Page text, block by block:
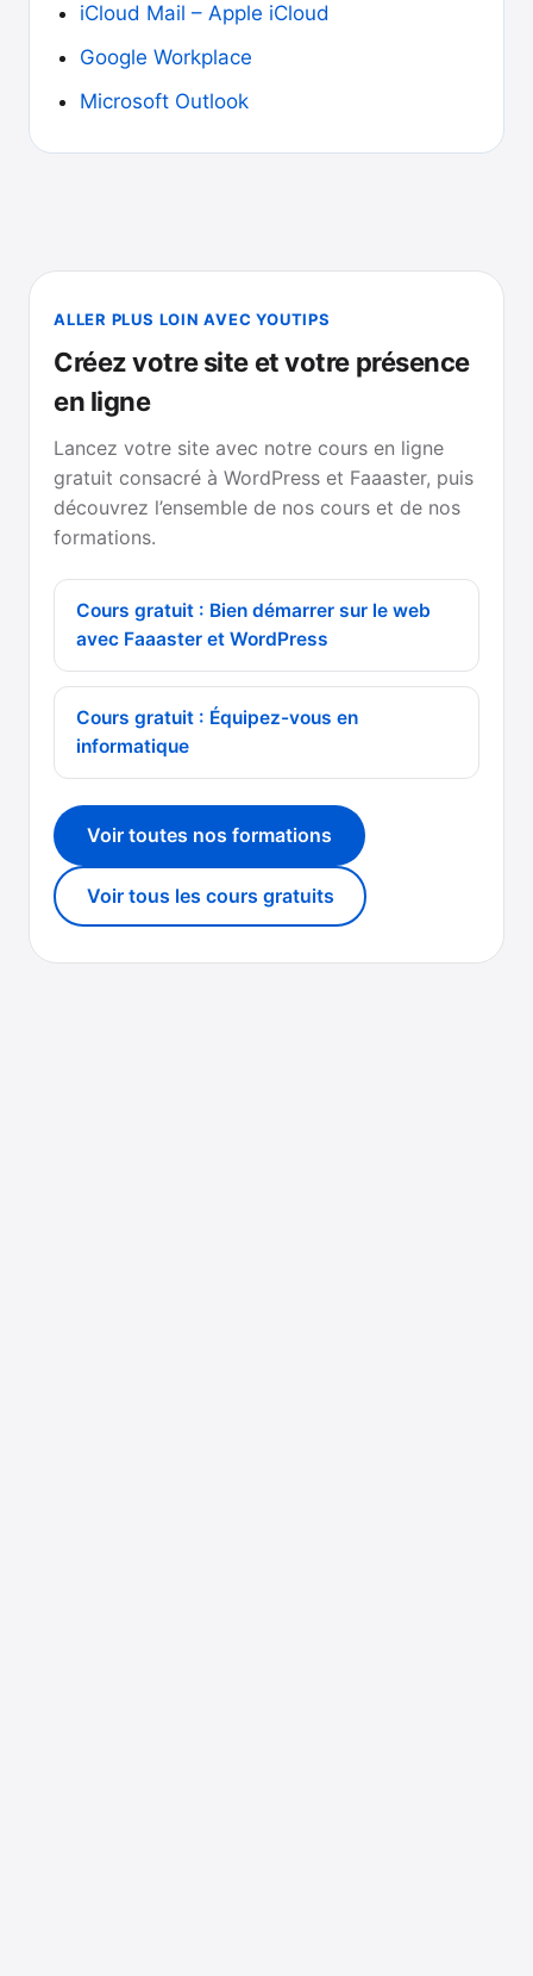
iCloud Mail – Apple iCloud
Google Workplace
Microsoft Outlook
ALLER PLUS LOIN AVEC YOUTIPS
Créez votre site et votre présence
en ligne
Lancez votre site avec notre cours en ligne
gratuit consacré à WordPress et Faaaster, puis
découvrez l’ensemble de nos cours et de nos
formations.
Cours gratuit : Bien démarrer sur le web
avec Faaaster et WordPress
Cours gratuit : Équipez-vous en
informatique
Voir toutes nos formations
Voir tous les cours gratuits